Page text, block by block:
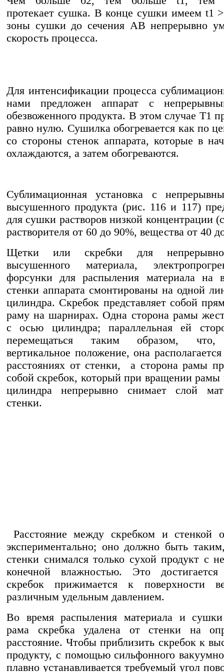
протекает сушка. В конце сушки имеем t1
зоны сушки до сечения AB непрерывно
скорость процесса.
Для интенсификации процесса
нами предложен аппарат с
обезвоженного продукта. В этом случае T1
равно нулю. Сушилка обогревается как по
со стороны стенок аппарата, которые в
охлаждаются, а затем обогреваются.
Сублимационная установка с
высушенного продукта (рис. 116 и 117)
для сушки растворов низкой концентрации
растворителя от 60 до 90%, вещества от 40
Щетки или скребки для
высушенного материала,
форсунки для распыления материала на
стенки аппарата смонтированы на одной
цилиндра. Скребок представляет собой
раму на шарнирах. Одна сторона рамы
с осью цилиндра; параллельная ей
перемещаться таким образом, что,
вертикальное положение, она
расстояниях от стенки, а сторона рамы
собой скребок, который при вращении рамы
цилиндра непрерывно снимает слой
стенки.
Расстояние между скребком и стенкой
экспериментально; оно должно быть
стенки снимался только сухой продукт с
конечной влажностью. Это
скребок прижимается к поверхности
различным удельным давлением.
Во время распыления материала и
рама скребка удалена от стенки на
расстояние. Чтобы приблизить скребок к
продукту, с помощью сильфонного
плавно устанавливается требуемый угол